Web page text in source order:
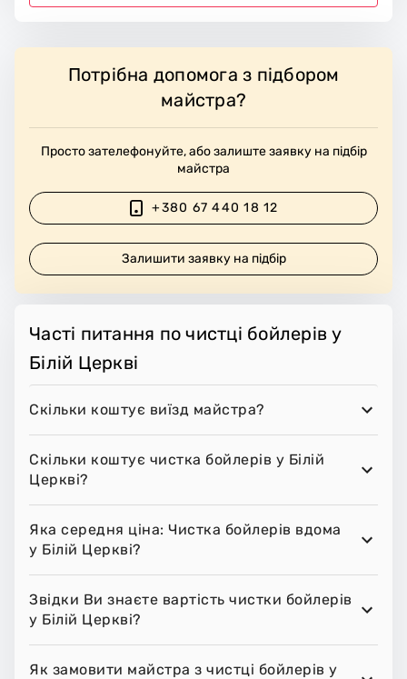
Потрібна допомога з підбором
майстра?
Просто зателефонуйте, або залиште заявку на підбір
майстра
+380 67 440 18 12
Залишити заявку на підбір
Часті питання по чистці бойлерів у
Білій Церкві
Скільки коштує виїзд майстра?
Скільки коштує чистка бойлерів у Білій
Церкві?
Яка середня ціна: Чистка бойлерів вдома
у Білій Церкві?
Звідки Ви знаєте вартість чистки бойлерів
у Білій Церкві?
Як замовити майстра з чистці бойлерів у